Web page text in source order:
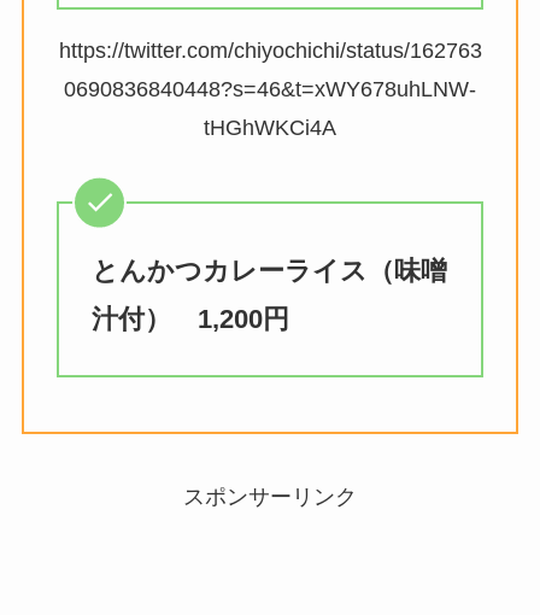
https://twitter.com/chiyochichi/status/162763
0690836840448?s=46&t=xWY678uhLNW-
tHGhWKCi4A
とんかつカレーライス（味噌
汁付） 1,200円
スポンサーリンク